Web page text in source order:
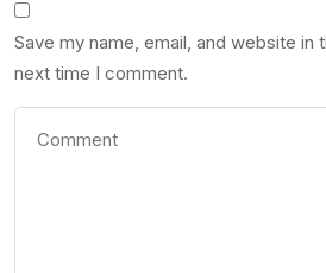
Save my name, email, and website in
next time I comment.